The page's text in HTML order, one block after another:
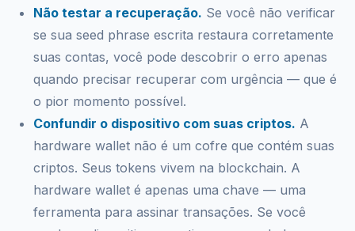
Não testar a recuperação. Se você não verificar
se sua seed phrase escrita restaura corretamente
suas contas, você pode descobrir o erro apenas
quando precisar recuperar com urgência — que é
o pior momento possível.
Confundir o dispositivo com suas criptos. A
hardware wallet não é um cofre que contém suas
criptos. Seus tokens vivem na blockchain. A
hardware wallet é apenas uma chave — uma
ferramenta para assinar transações. Se você